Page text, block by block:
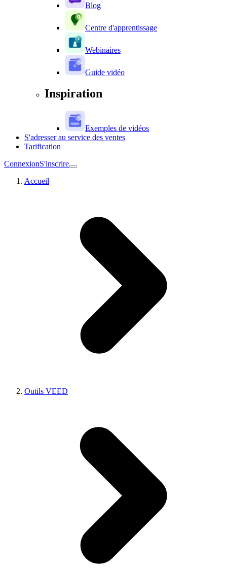
Blog
Centre d'apprentissage
Webinaires
Guide vidéo
Inspiration
Exemples de vidéos
S'adresser au service des ventes
Tarification
ConnexionS'inscrire
Accueil
Outils VEED